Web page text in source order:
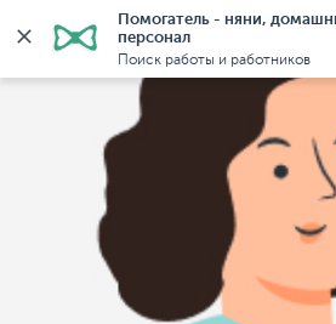
Помогатель - няни,
персонал
Поиск работы и работников
Главная Няни Няни в Москве